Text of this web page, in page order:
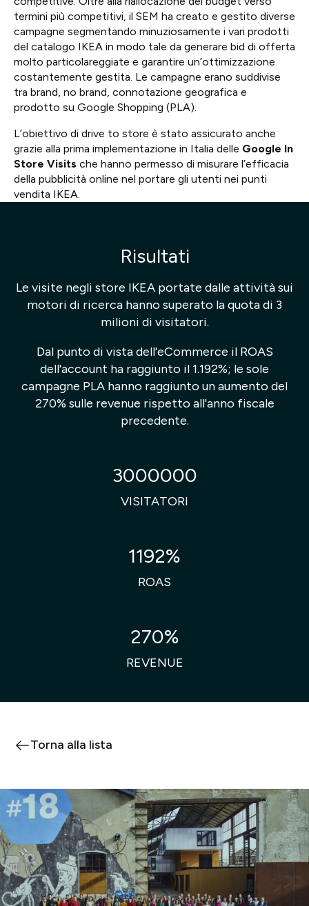
termini più competitivi, il SEM ha creato e gestito diverse
campagne segmentando minuziosamente i vari prodotti
del catalogo IKEA in modo tale da generare bid di offerta
molto particolareggiate e garantire un’ottimizzazione
costantemente gestita. Le campagne erano suddivise
tra brand, no brand, connotazione geografica e
prodotto su Google Shopping (PLA).
L’obiettivo di drive to store è stato assicurato anche
grazie alla prima implementazione in Italia delle Google In
Store Visits che hanno permesso di misurare l’efficacia
della pubblicità online nel portare gli utenti nei punti
vendita IKEA.
Risultati
Le visite negli store IKEA portate dalle attività sui
motori di ricerca hanno superato la quota di 3
milioni di visitatori.
Dal punto di vista dell'eCommerce il ROAS
dell'account ha raggiunto il 1.192%; le sole
campagne PLA hanno raggiunto un aumento del
270% sulle revenue rispetto all'anno fiscale
precedente.
3000000
VISITATORI
1192%
ROAS
270%
REVENUE
Torna alla lista